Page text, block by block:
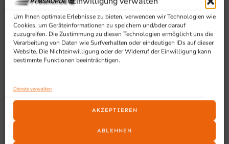
Um Ihnen optimale Erlebnisse zu bieten, verwenden wir Technologien wie
Cookies, um Geräteinformationen zu speichern und/oder darauf
zuzugreifen. Die Zustimmung zu diesen Technologien ermöglicht uns die
Verarbeitung von Daten wie Surfverhalten oder eindeutigen IDs auf dieser
Website. Die Nichteinwilligung oder der Widerruf der Einwilligung kann
bestimmte Funktionen beeinträchtigen.
Dienste verwalten
AKZEPTIEREN
ABLEHNEN
10 vorinstallierte Programme
Kerntemperaturfühler
Leicht entnehmbare Türdichtung zum einfachen
Reinigen
Optional gibt es eine Kondensationshaube die
enthalten)
Die Öfen sind auch in Kombination stapelbar
5 Einschübe (GN 1/1 oder Bäckereimaß)